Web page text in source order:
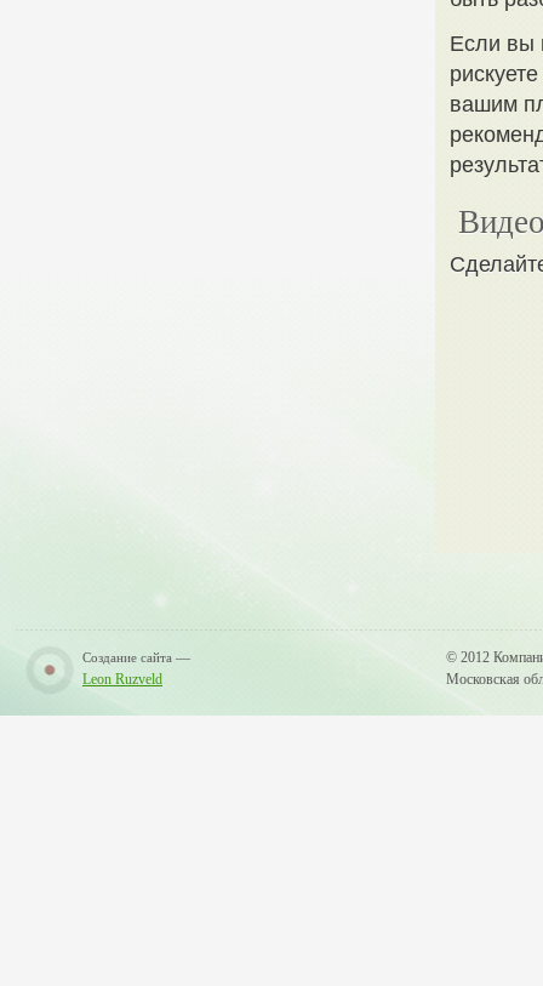
Если вы
вашим
Создание сайта —
Leon Ruzveld
© 2012
Московская